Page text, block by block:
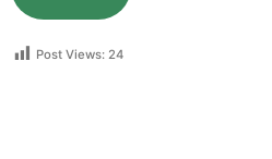
Post Views: 24